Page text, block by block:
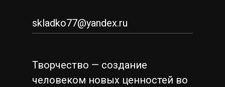
skladko77@yandex.ru
Творчество — создание
человеком новых ценностей во